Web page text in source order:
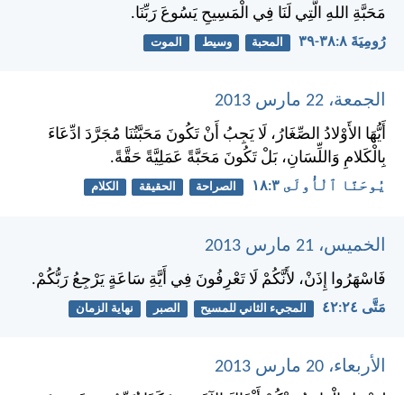
مَحَبَّةِ اللهِ الَّتِي لَنَا فِي الْمَسِيحِ يَسُوعَ رَبِّنَا.
رُومِيَةَ ٨:‏٣٨-‏٣٩ المحبة وسيط الموت
الجمعة، 22 مارس 2013
أَيُّهَا الأَوْلادُ الصِّغَارُ، لَا يَجِبُ أَنْ تَكُونَ مَحَبَّتُنَا مُجَرَّدَ ادِّعَاءَ
بِالْكَلامِ وَاللِّسَانِ، بَلْ تَكُونَ مَحَبَّةً عَمَلِيَّةً حَقَّةً.
يُوحَنَّا ٱلْأُولَى ٣:‏١٨ الصراحة الحقيقة الكلام
الخميس، 21 مارس 2013
فَاسْهَرُوا إِذَنْ، لأَنَّكُمْ لَا تَعْرِفُونَ فِي أَيَّةِ سَاعَةٍ يَرْجِعُ رَبُّكُمْ.
مَتَّى ٢٤:‏٤٢ المجيء الثاني للمسيح الصبر نهاية الزمان
الأربعاء، 20 مارس 2013